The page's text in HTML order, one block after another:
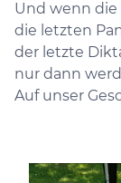
Und wenn die
die letzten
der letzte
nur dann
Auf unser